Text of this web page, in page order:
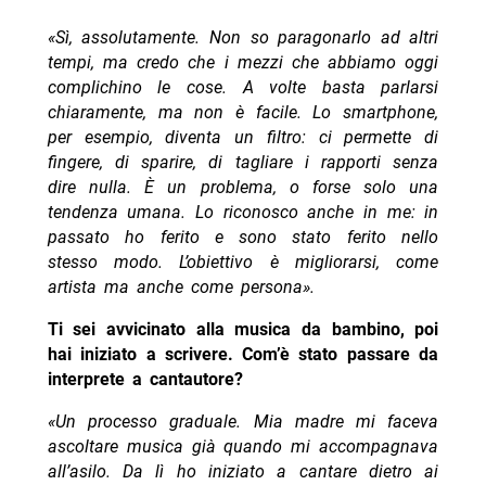
«Sì, assolutamente. Non so paragonarlo ad altri
tempi, ma credo che i mezzi che abbiamo oggi
complichino le cose. A volte basta parlarsi
chiaramente, ma non è facile. Lo smartphone,
per esempio, diventa un filtro: ci permette di
fingere, di sparire, di tagliare i rapporti senza
dire nulla. È un problema, o forse solo una
tendenza umana. Lo riconosco anche in me: in
passato ho ferito e sono stato ferito nello
stesso modo. L’obiettivo è migliorarsi, come
artista ma anche come persona».
Ti sei avvicinato alla musica da bambino, poi
hai iniziato a scrivere. Com’è stato passare da
interprete a cantautore?
«Un processo graduale. Mia madre mi faceva
ascoltare musica già quando mi accompagnava
all’asilo. Da lì ho iniziato a cantare dietro ai